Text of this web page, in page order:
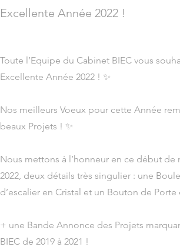
Excellente Année 2022 !
Toute l’Equipe du Cabinet BIEC vous
Excellente Année 2022 ! ✨
Nos meilleurs Voeux pour cette Année
beaux Projets ! ✨
Nous mettons à l’honneur en ce début de
2022, deux détails très singulier : une
d’escalier en Cristal et un Bouton de Porte
+ une Bande Annonce des Projets
BIEC de 2019 à 2021 !